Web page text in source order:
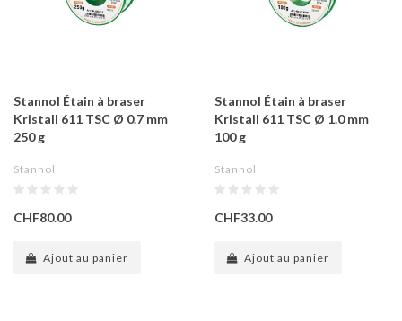
Stannol Étain à braser
Kristall 611 TSC Ø 0.7 mm
250 g
Stannol
CHF80.00
Ajout au panier
Stannol Étain à braser
Kristall 611 TSC Ø 1.0 mm
100 g
Stannol
CHF33.00
Ajout au panier